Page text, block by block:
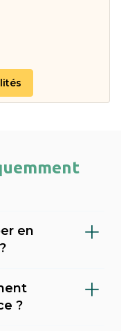
en
l’APA
au
?